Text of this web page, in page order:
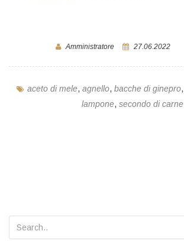
Amministratore 27.06.2022
aceto di mele, agnello, bacche di ginepro,
lampone, secondo di carne